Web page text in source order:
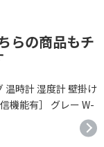
らの商品もチ
温時計 湿度計 壁掛け
機能有］ グレー W-